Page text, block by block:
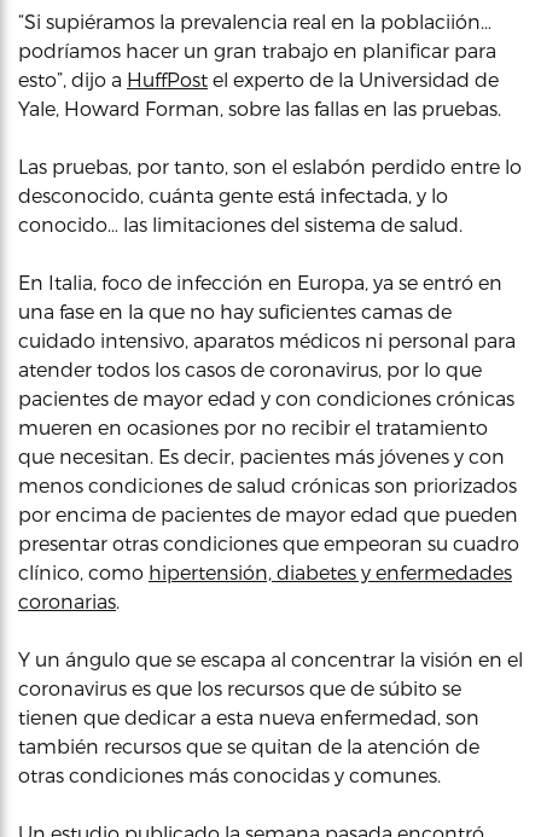
“Si supiéramos la prevalencia real en la poblaciión…
podríamos hacer un gran trabajo en planificar para
esto”, dijo a HuffPost el experto de la Universidad de
Yale, Howard Forman, sobre las fallas en las pruebas.
Las pruebas, por tanto, son el eslabón perdido entre lo
desconocido, cuánta gente está infectada, y lo
conocido… las limitaciones del sistema de salud.
En Italia, foco de infección en Europa, ya se entró en
una fase en la que no hay suficientes camas de
cuidado intensivo, aparatos médicos ni personal para
atender todos los casos de coronavirus, por lo que
pacientes de mayor edad y con condiciones crónicas
mueren en ocasiones por no recibir el tratamiento
que necesitan. Es decir, pacientes más jóvenes y con
menos condiciones de salud crónicas son priorizados
por encima de pacientes de mayor edad que pueden
presentar otras condiciones que empeoran su cuadro
clínico, como hipertensión, diabetes y enfermedades
coronarias.
Y un ángulo que se escapa al concentrar la visión en el
coronavirus es que los recursos que de súbito se
tienen que dedicar a esta nueva enfermedad, son
también recursos que se quitan de la atención de
otras condiciones más conocidas y comunes.